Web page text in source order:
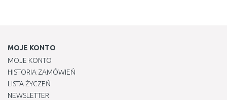
MOJE KONTO
MOJE KONTO
HISTORIA ZAMÓWIEŃ
LISTA ŻYCZEŃ
NEWSLETTER